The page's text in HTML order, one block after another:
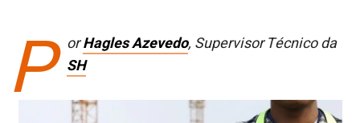
P orHagles Azevedo, Supervisor Técnico da
SH